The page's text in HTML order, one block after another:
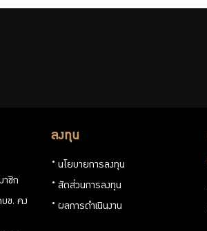
าชิก
ข. คง
ลงทุน
นโยบายการลงทุน
สัดส่วนการลงทุน
ผลการดำเนินงาน